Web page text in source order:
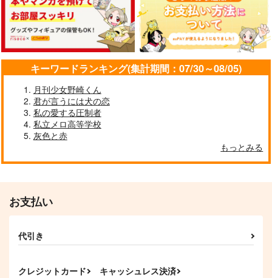
キーワードランキング(集計期間：07/30～08/05)
月刊少女野崎くん
君が言うには犬の恋
私の愛する圧制者
私立メロ高等学校
灰色と赤
もっとみる
お支払い
代引き
クレジットカード キャッシュレス決済